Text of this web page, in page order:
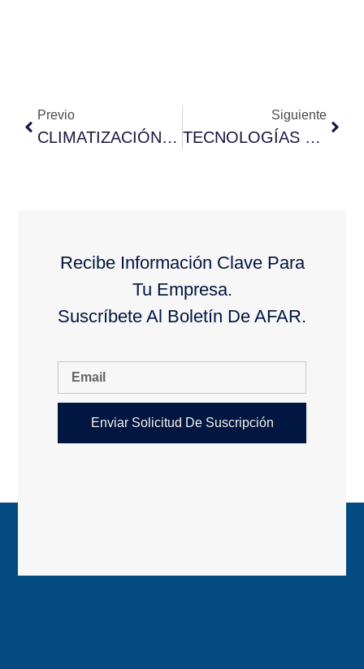
Previo
CLIMATIZACIÓN INDUSTRIAL
Siguiente
TECNOLOGÍAS EN FRÍO INDUSTRIAL
Recibe Información Clave Para
Tu Empresa.
Suscríbete Al Boletín De AFAR.
Enviar Solicitud De Suscripción